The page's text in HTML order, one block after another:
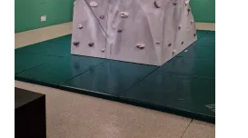
Museen bei…
Bloggerreisen
Über mich